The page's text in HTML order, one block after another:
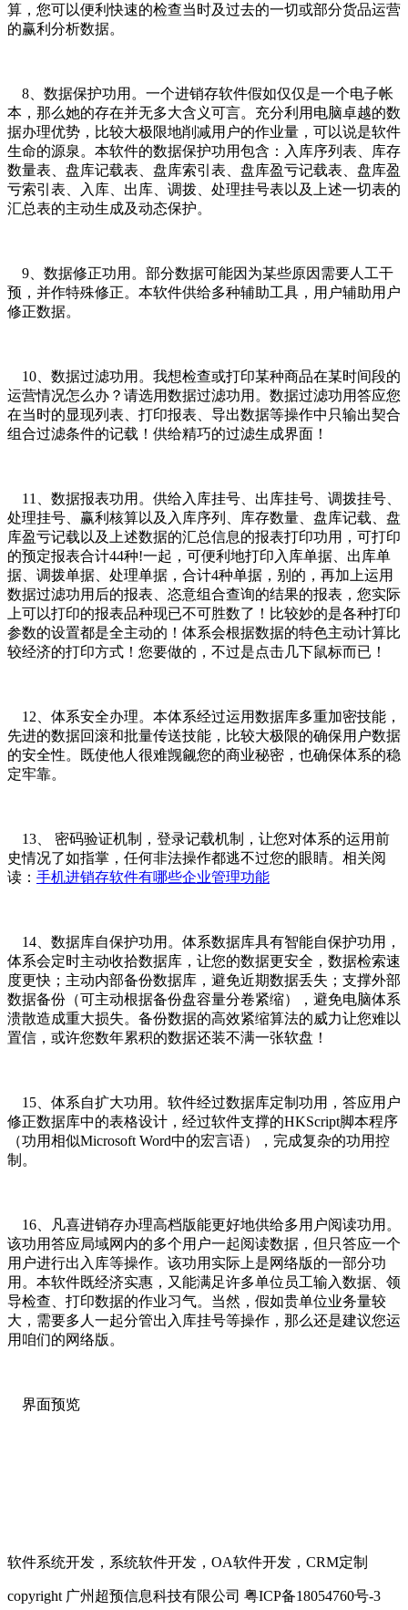
算，您可以便利快速的检查当时及过去的一切或部分货品运营
的赢利分析数据。
8、数据保护功用。一个进销存软件假如仅仅是一个电子帐
本，那么她的存在并无多大含义可言。充分利用电脑卓越的数
据办理优势，比较大极限地削减用户的作业量，可以说是软件
生命的源泉。本软件的数据保护功用包含：入库序列表、库存
数量表、盘库记载表、盘库索引表、盘库盈亏记载表、盘库盈
亏索引表、入库、出库、调拨、处理挂号表以及上述一切表的
汇总表的主动生成及动态保护。
9、数据修正功用。部分数据可能因为某些原因需要人工干
预，并作特殊修正。本软件供给多种辅助工具，用户辅助用户
修正数据。
10、数据过滤功用。我想检查或打印某种商品在某时间段的
运营情况怎么办？请选用数据过滤功用。数据过滤功用答应您
在当时的显现列表、打印报表、导出数据等操作中只输出契合
组合过滤条件的记载！供给精巧的过滤生成界面！
11、数据报表功用。供给入库挂号、出库挂号、调拨挂号、
处理挂号、赢利核算以及入库序列、库存数量、盘库记载、盘
库盈亏记载以及上述数据的汇总信息的报表打印功用，可打印
的预定报表合计44种!一起，可便利地打印入库单据、出库单
据、调拨单据、处理单据，合计4种单据，别的，再加上运用
数据过滤功用后的报表、恣意组合查询的结果的报表，您实际
上可以打印的报表品种现已不可胜数了！比较妙的是各种打印
参数的设置都是全主动的！体系会根据数据的特色主动计算比
较经济的打印方式！您要做的，不过是点击几下鼠标而已！
12、体系安全办理。本体系经过运用数据库多重加密技能，
先进的数据回滚和批量传送技能，比较大极限的确保用户数据
的安全性。既使他人很难觊觎您的商业秘密，也确保体系的稳
定牢靠。
13、 密码验证机制，登录记载机制，让您对体系的运用前
史情况了如指掌，任何非法操作都逃不过您的眼睛。相关阅
读： 手机进销存软件有哪些企业管理功能
14、数据库自保护功用。体系数据库具有智能自保护功用，
体系会定时主动收拾数据库，让您的数据更安全，数据检索速
度更快；主动内部备份数据库，避免近期数据丢失；支撑外部
数据备份（可主动根据备份盘容量分卷紧缩），避免电脑体系
溃散造成重大损失。备份数据的高效紧缩算法的威力让您难以
置信，或许您数年累积的数据还装不满一张软盘！
15、体系自扩大功用。软件经过数据库定制功用，答应用户
修正数据库中的表格设计，经过软件支撑的HKScript脚本程序
（功用相似Microsoft Word中的宏言语），完成复杂的功用控
制。
16、凡喜进销存办理高档版能更好地供给多用户阅读功用。
该功用答应局域网内的多个用户一起阅读数据，但只答应一个
用户进行出入库等操作。该功用实际上是网络版的一部分功
用。本软件既经济实惠，又能满足许多单位员工输入数据、领
导检查、打印数据的作业习气。当然，假如贵单位业务量较
大，需要多人一起分管出入库挂号等操作，那么还是建议您运
用咱们的网络版。
界面预览
软件系统开发，系统软件开发，OA软件开发，CRM定制
copyright 广州超预信息科技有限公司 粤ICP备18054760号-3